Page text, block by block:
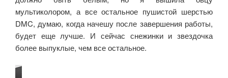
мультиколором, а все остальное пушистой шерстью
DMC, думаю, когда начешу после завершения работы,
будет еще лучше. И сейчас снежинки и звездочка
более выпуклые, чем все остальное.